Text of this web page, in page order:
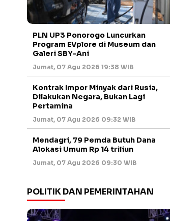
PLN UP3 Ponorogo Luncurkan
Program EVplore di Museum dan
Galeri SBY-Ani
Jumat, 07 Agu 2026 19:38 WIB
Kontrak Impor Minyak dari Rusia,
Dilakukan Negara, Bukan Lagi
Pertamina
Jumat, 07 Agu 2026 09:32 WIB
Mendagri, 79 Pemda Butuh Dana
Alokasi Umum Rp 14 triliun
Jumat, 07 Agu 2026 09:30 WIB
POLITIK DAN PEMERINTAHAN